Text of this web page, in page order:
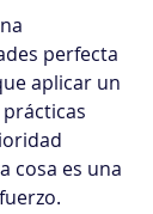
perfecta
aplicar un
cosa es una